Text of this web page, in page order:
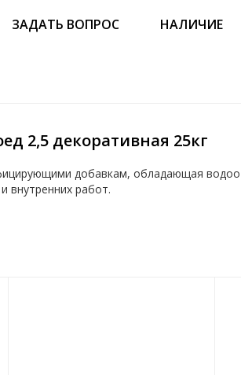
ЗАДАТЬ ВОПРОС НАЛИЧИЕ
2,5 декоративная 25кг
добавкам, обладающая
работ.